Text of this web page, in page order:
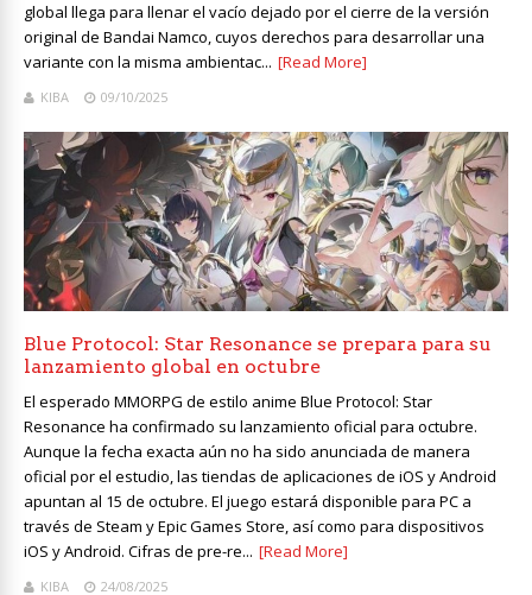
global llega para llenar el vacío dejado por el cierre de la versión
original de Bandai Namco, cuyos derechos para desarrollar una
variante con la misma ambientac... [Read More]
KIBA 09/10/2025
Blue Protocol: Star Resonance se prepara para su
lanzamiento global en octubre
El esperado MMORPG de estilo anime Blue Protocol: Star
Resonance ha confirmado su lanzamiento oficial para octubre.
Aunque la fecha exacta aún no ha sido anunciada de manera
oficial por el estudio, las tiendas de aplicaciones de iOS y Android
apuntan al 15 de octubre. El juego estará disponible para PC a
través de Steam y Epic Games Store, así como para dispositivos
iOS y Android. Cifras de pre-re... [Read More]
KIBA 24/08/2025